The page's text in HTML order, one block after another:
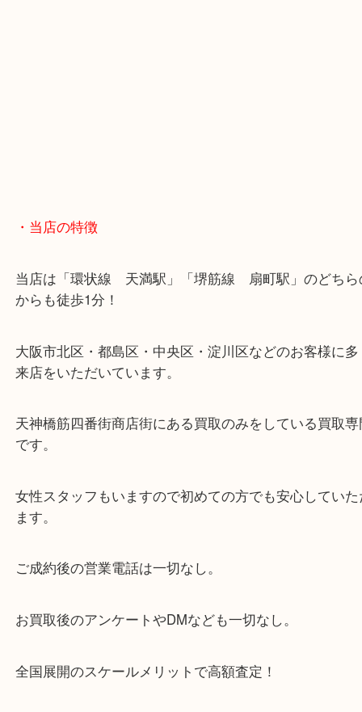
・当店の特徴
当店は「環状線 天満駅」「堺筋線 扇町駅」のど
からも徒歩1分！
大阪市北区・都島区・中央区・淀川区などのお客様
です。